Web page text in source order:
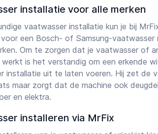
installatie voor alle merken
vaatwasser installatie kun je bij
een Bosch- of Samsung-vaatwasser
Om te zorgen dat je vaatwasser of
is het verstandig om een erkende
installatie uit te laten voeren. Hij zet de
maar zorgt dat de machine ook
en elektra.
installeren via MrFix